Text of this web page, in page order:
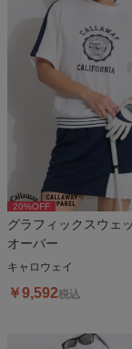
20%OFF
グラフィックスウェ
オーバー
キャロウェイ
￥9,592税込